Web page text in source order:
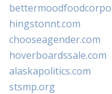
hingstonnt.com
chooseagender.com
hoverboardssale.com
alaskapolitics.com
stsmp.org